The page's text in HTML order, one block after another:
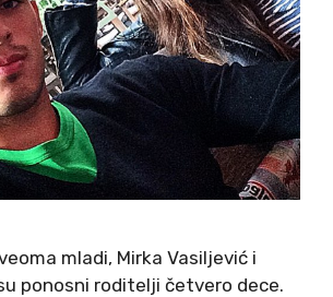
mladi, Mirka Vasiljević i
ponosni roditelji četvero dece.